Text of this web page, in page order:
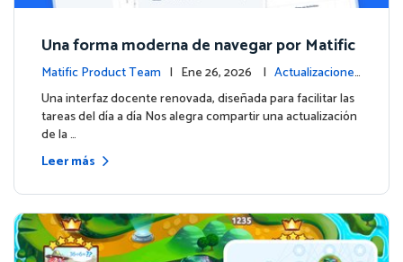
Una forma moderna de navegar por Matific
Matific Product Team | Ene 26, 2026 | Actualizaciones
de la plataforma
Una interfaz docente renovada, diseñada para facilitar las
tareas del día a día Nos alegra compartir una actualización
de la …
Leer más